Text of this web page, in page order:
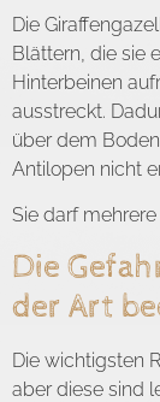
Die
Blättern, die sie
Hinterbeinen
ausstreckt.
über dem
Antilopen nicht
Sie darf
Die
der Art
Die wichtigsten
aber diese sind